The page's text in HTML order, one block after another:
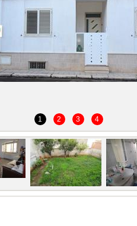
1 2 3 4